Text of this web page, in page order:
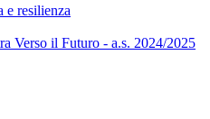
e resilienza
Verso il Futuro - a.s. 2024/2025